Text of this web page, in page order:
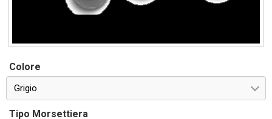
Colore
Grigio
Tipo Morsettiera